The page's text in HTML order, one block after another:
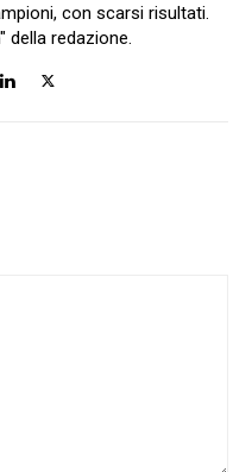
con scarsi risultati.
della redazione.